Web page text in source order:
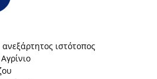
ανεξάρτητος ιστότοπος